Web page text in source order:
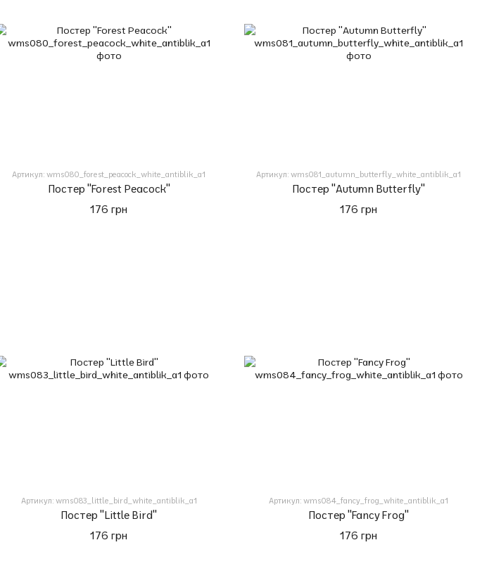
Артикул: wms080_forest_peacock_white_antiblik_a1
Постер "Forest Peacock"
176 грн
Артикул: wms081_autumn_butterfly_white_antiblik_a1
Постер "Autumn Butterfly"
176 грн
Артикул: wms083_little_bird_white_antiblik_a1
Постер "Little Bird"
176 грн
Артикул: wms084_fancy_frog_white_antiblik_a1
Постер "Fancy Frog"
176 грн